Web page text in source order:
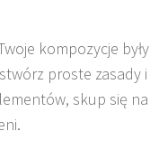
kompozycje były
proste zasady i
skup się na